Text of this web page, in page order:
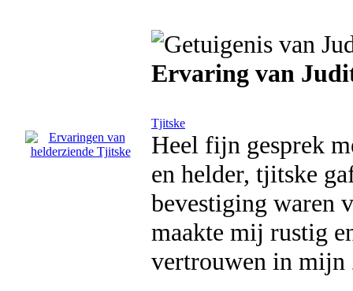
Ervaring van
Tjitske
Heel fijn gesprek
en helder, tjitske
bevestiging waren
maakte mij rustig
vertrouwen in mijn